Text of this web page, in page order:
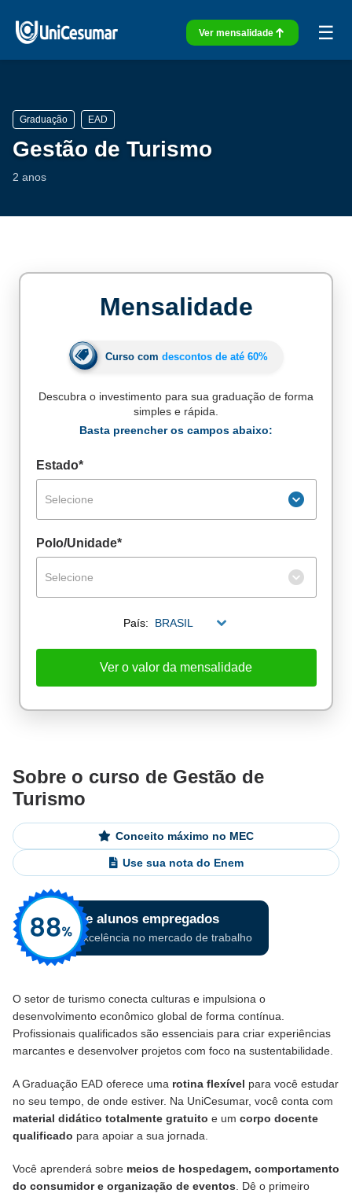
Ver mensalidade ☰
Graduação EAD
Gestão de Turismo
2 anos
Sobre o curso de Gestão de
Turismo
Conceito máximo no MEC
Use sua nota do Enem
Excelência no mercado de trabalho
O setor de turismo conecta culturas e impulsiona o
desenvolvimento econômico global de forma contínua.
Profissionais qualificados são essenciais para criar experiências
marcantes e desenvolver projetos com foco na sustentabilidade.
A Graduação EAD oferece uma rotina flexível para você estudar
no seu tempo, de onde estiver. Na UniCesumar, você conta com
material didático totalmente gratuito e um corpo docente
qualificado para apoiar a sua jornada.
Você aprenderá sobre meios de hospedagem, comportamento
do consumidor e organização de eventos . Dê o primeiro
Mensalidade
Curso com descontos de até 60%
Descubra o investimento para sua graduação de forma
simples e rápida.
Basta preencher os campos abaixo:
Estado*
Selecione
Polo/Unidade*
Selecione
País: BRASIL
Ver o valor da mensalidade